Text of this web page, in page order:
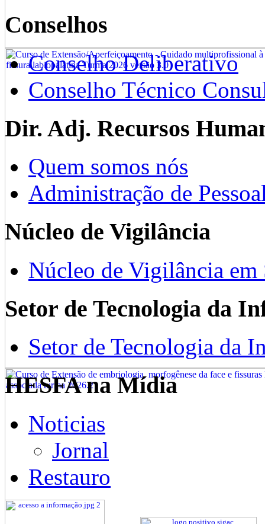
Conselhos
Conselho Deliberativo
Conselho Técnico
Dir. Adj. Recursos
Quem somos nós
Administração de
Núcleo de Vigilância
Núcleo de Vigilância em
Setor de Tecnologia da
Setor de Tecnologia da
HESFA na Mídia
Noticias
Jornal
Restauro